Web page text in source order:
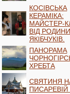
КОСІВСЬКА
КЕРАМІКА:
МАЙСТЕР-
ВІД РОДИНИ
ЯКІБЧУКІВ.
ПАНОРАМА
ХРЕБТА
СВЯТИНЯ
ПИСАРЕВІЙ